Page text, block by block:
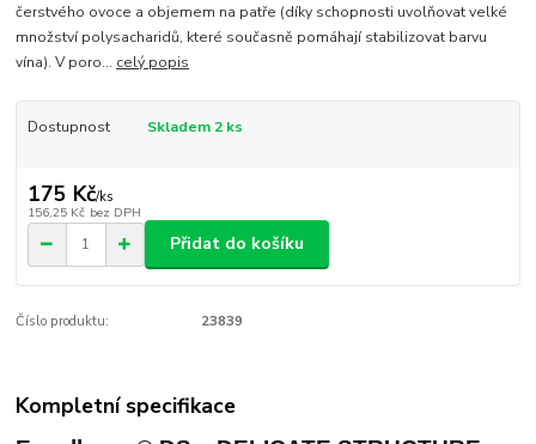
čerstvého ovoce a objemem na patře (díky schopnosti uvolňovat velké
množství polysacharidů, které současně pomáhají stabilizovat barvu
vína). V poro... celý popis
Dostupnost Skladem 2 ks
175 Kč/ks
156,25 Kč bez DPH
Přidat do košíku
Číslo produktu: 23839
Kompletní specifikace